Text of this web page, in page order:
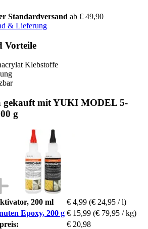
Standardversand ab € 49,90
& Lieferung
Vorteile
Klebstoffe
gekauft mit YUKI MODEL 5-
g
200 ml € 4,99 (€ 24,95 / l)
Epoxy, 200 g € 15,99 (€ 79,95 / kg)
€ 20,98